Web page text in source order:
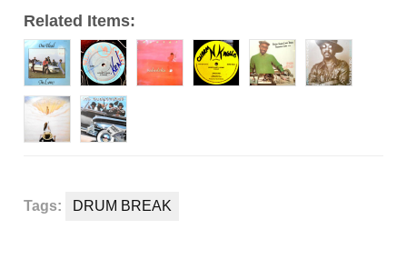
Related Items:
Tags: DRUM BREAK